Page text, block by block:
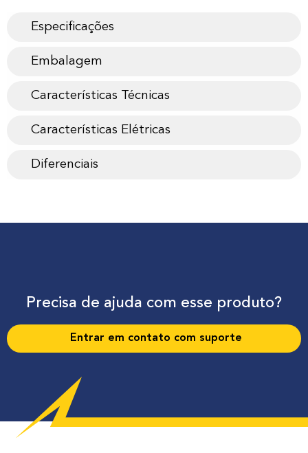
Especificações
Embalagem
Características Técnicas
Características Elétricas
Diferenciais
Precisa de ajuda com esse produto?
Entrar em contato com suporte